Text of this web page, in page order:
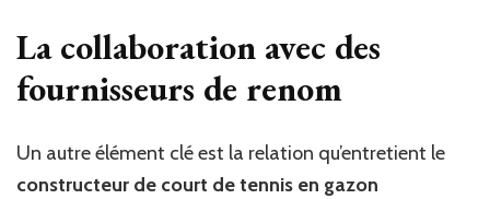
La collaboration avec des
fournisseurs de renom
Un autre élément clé est la relation qu’entretient le
constructeur de court de tennis en gazon